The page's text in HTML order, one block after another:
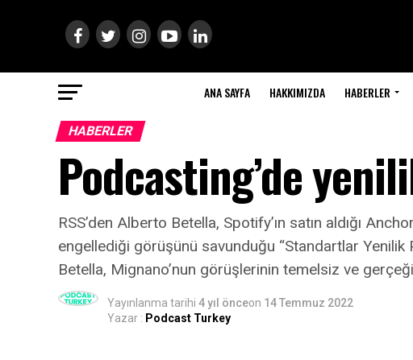
ANA SAYFA HAKKIMIZDA HABERLER
HABERLER
Podcasting’de
RSS’den Alberto Betella, Spotify’ın satın aldığı
engellediği görüşünü savunduğu “Standartlar Yenilik
Betella, Mignano’nun görüşlerinin temelsiz ve gerçeği
Yayınlanma tarihi 4 yıl önceon 14 Temmuz 2022
Yazar : Podcast Turkey